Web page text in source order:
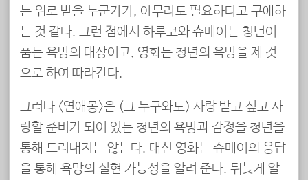
는 위로 받을 누군가가, 아무라도 필요하다고 구애하
는 것 같다. 그런 점에서 하루코와 슈메이는 청년이
품는 욕망의 대상이고, 영화는 청년의 욕망을 제 것
으로 하여 따라간다.
그러나 <연애몽>은 (그 누구와도) 사랑 받고 싶고 사
랑할 준비가 되어 있는 청년의 욕망과 감정을 청년을
통해 드러내지는 않는다. 대신 영화는 슈메이의 응답
을 통해 욕망의 실현 가능성을 알려 준다. 뒤늦게 알